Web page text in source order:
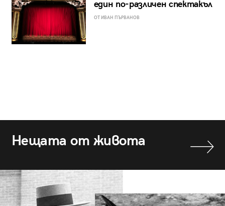
един по-различен спектакъл
ОТ ИВАН ПЪРВАНОВ
Нещата от живота